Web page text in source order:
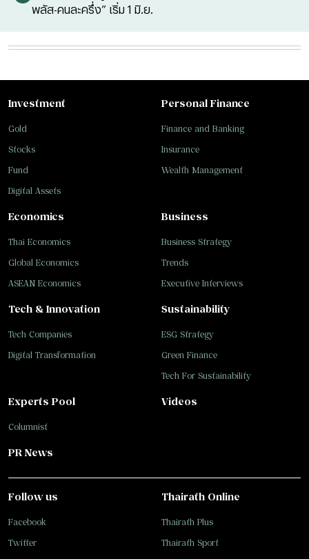
พลัส-คนละครึ่ง” เริ่ม 1 มิ.ย.
Investment
Gold
Stocks
Fund
Digital Assets
Personal Finance
Finance and Banking
Insurance
Wealth Management
Business
Business Strategy
Trends
Executive Interviews
Tech & Innovation
Tech Companies
Digital Transformation
Sustainability
ESG Strategy
Green Finance
Tech For Sustainability
Economics
Thai Economics
Global Economics
ASEAN Economics
Experts Pool
Columnist
Videos
PR News
Follow us
Facebook
Twitter
Thairath Online
Thairath Plus
Thairath Sport